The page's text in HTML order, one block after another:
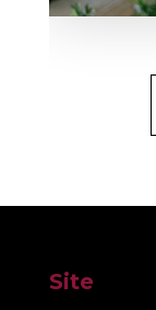
Site